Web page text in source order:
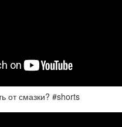
от смазки? #shorts